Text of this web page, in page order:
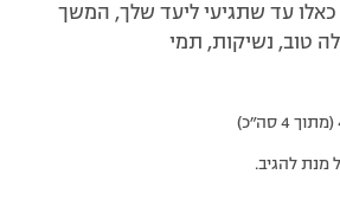
כאלו עד שתגיעי ליעד שלך, המשך
טוב, נשיקות, תמי
להגיב.